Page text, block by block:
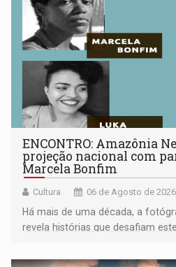
ENCONTRO: Amazônia
projeção nacional com
Marcela Bonfim
Cultura 06 de Agosto de
Há mais de uma década, a
revela histórias que desafiam
negras